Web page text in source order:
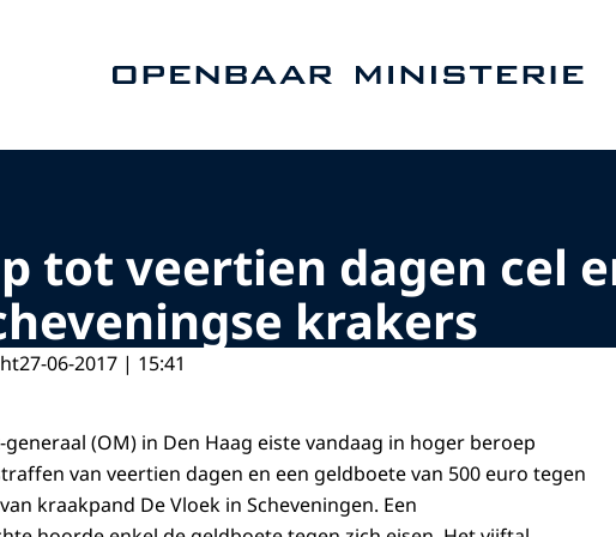
tot veertien dagen cel
krakers
27-06-2017 | 15:41
generaal (OM) in Den Haag eiste vandaag in hoger beroep
van veertien dagen en een geldboete van 500 euro tegen
kraakpand De Vloek in Scheveningen. Een